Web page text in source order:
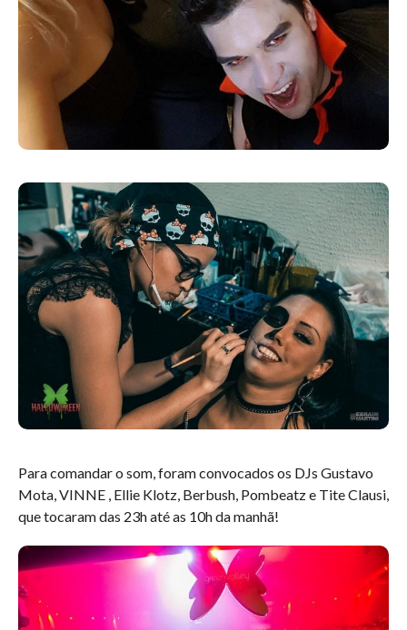
Para comandar o som, foram convocados os DJs Gustavo
Mota, VINNE , Ellie Klotz, Berbush, Pombeatz e Tite Clausi,
que tocaram das 23h até as 10h da manhã!